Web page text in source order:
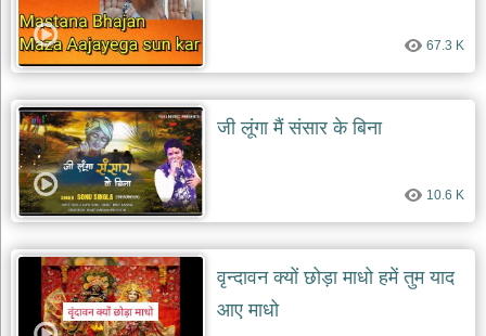
67.3 K
जी लूंगा मैं संसार के बिना
10.6 K
वृन्दावन क्यों छोड़ा माधो हमें तुम याद
आए माधो